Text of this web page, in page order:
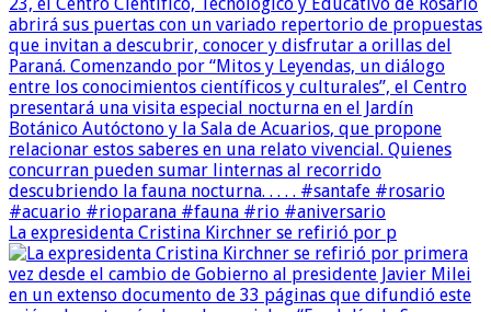
La expresidenta Cristina Kirchner se refirió por p